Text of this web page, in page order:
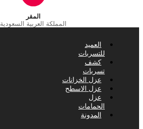
المقر
المملكة العربية السعودية
العميد
للتسربات
كشف
تسربات
عزل الخزانات
عزل الاسطح
عزل
الحمامات
المدونة